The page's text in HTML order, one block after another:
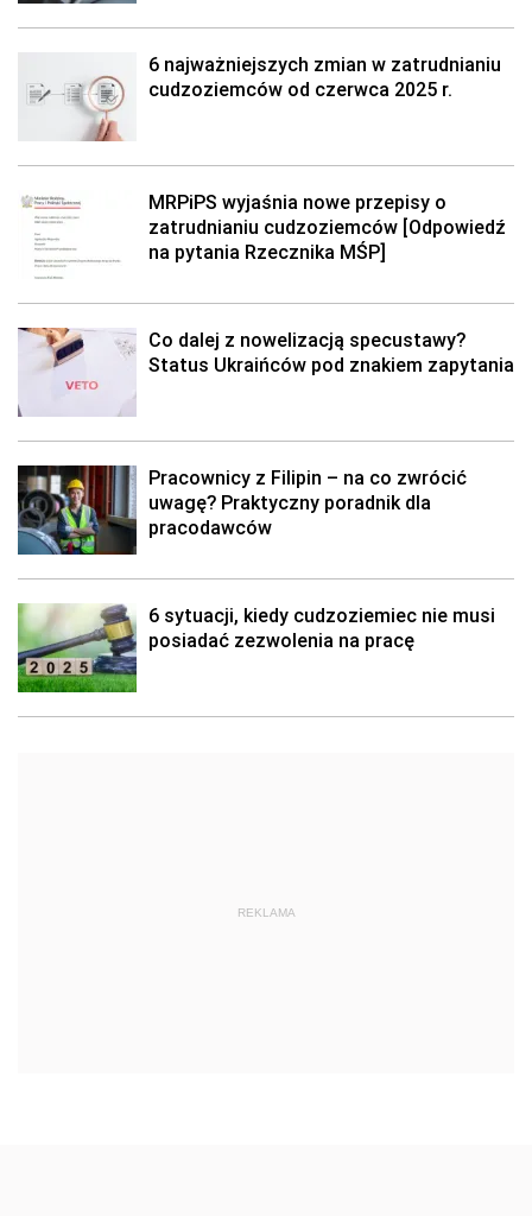
6 najważniejszych zmian w zatrudnianiu
cudzoziemców od czerwca 2025 r.
MRPiPS wyjaśnia nowe przepisy o
zatrudnianiu cudzoziemców [Odpowiedź
na pytania Rzecznika MŚP]
Co dalej z nowelizacją specustawy?
Status Ukraińców pod znakiem zapytania
Pracownicy z Filipin – na co zwrócić
uwagę? Praktyczny poradnik dla
pracodawców
6 sytuacji, kiedy cudzoziemiec nie musi
posiadać zezwolenia na pracę
REKLAMA